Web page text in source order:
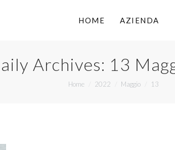
HOME AZIENDA
Archives: 13
You are here:
Home 2022 Maggio 13